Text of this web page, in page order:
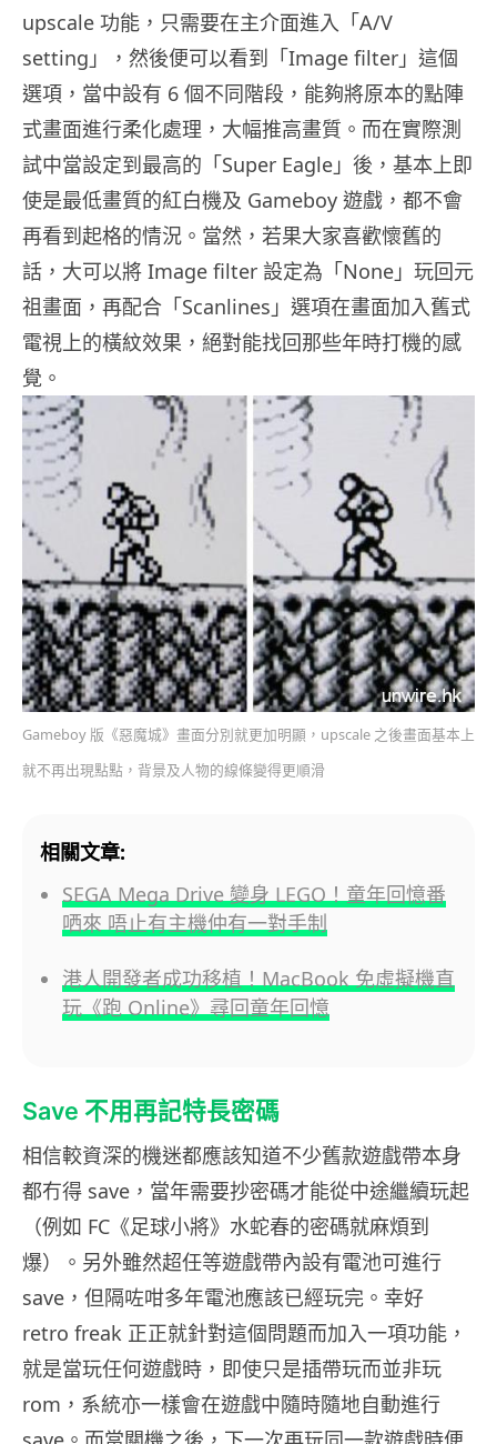
upscale 功能，只需要在主介面進入「A/V
setting」，然後便可以看到「Image filter」這個
選項，當中設有 6 個不同階段，能夠將原本的點陣
式畫面進行柔化處理，大幅推高畫質。而在實際測
試中當設定到最高的「Super Eagle」後，基本上即
使是最低畫質的紅白機及 Gameboy 遊戲，都不會
再看到起格的情況。當然，若果大家喜歡懷舊的
話，大可以將 Image filter 設定為「None」玩回元
祖畫面，再配合「Scanlines」選項在畫面加入舊式
電視上的橫紋效果，絕對能找回那些年時打機的感
覺。
Gameboy 版《惡魔城》畫面分別就更加明顯，upscale 之後畫面基本上
就不再出現點點，背景及人物的線條變得更順滑
相關文章:
SEGA Mega Drive 變身 LEGO！童年回憶番
哂來 唔止有主機仲有一對手制
港人開發者成功移植！MacBook 免虛擬機直
玩《跑 Online》尋回童年回憶
Save 不用再記特長密碼
相信較資深的機迷都應該知道不少舊款遊戲帶本身
都冇得 save，當年需要抄密碼才能從中途繼續玩起
（例如 FC《足球小將》水蛇春的密碼就麻煩到
爆）。另外雖然超任等遊戲帶內設有電池可進行
save，但隔咗咁多年電池應該已經玩完。幸好
retro freak 正正就針對這個問題而加入一項功能，
就是當玩任何遊戲時，即使只是插帶玩而並非玩
rom，系統亦一樣會在遊戲中隨時隨地自動進行